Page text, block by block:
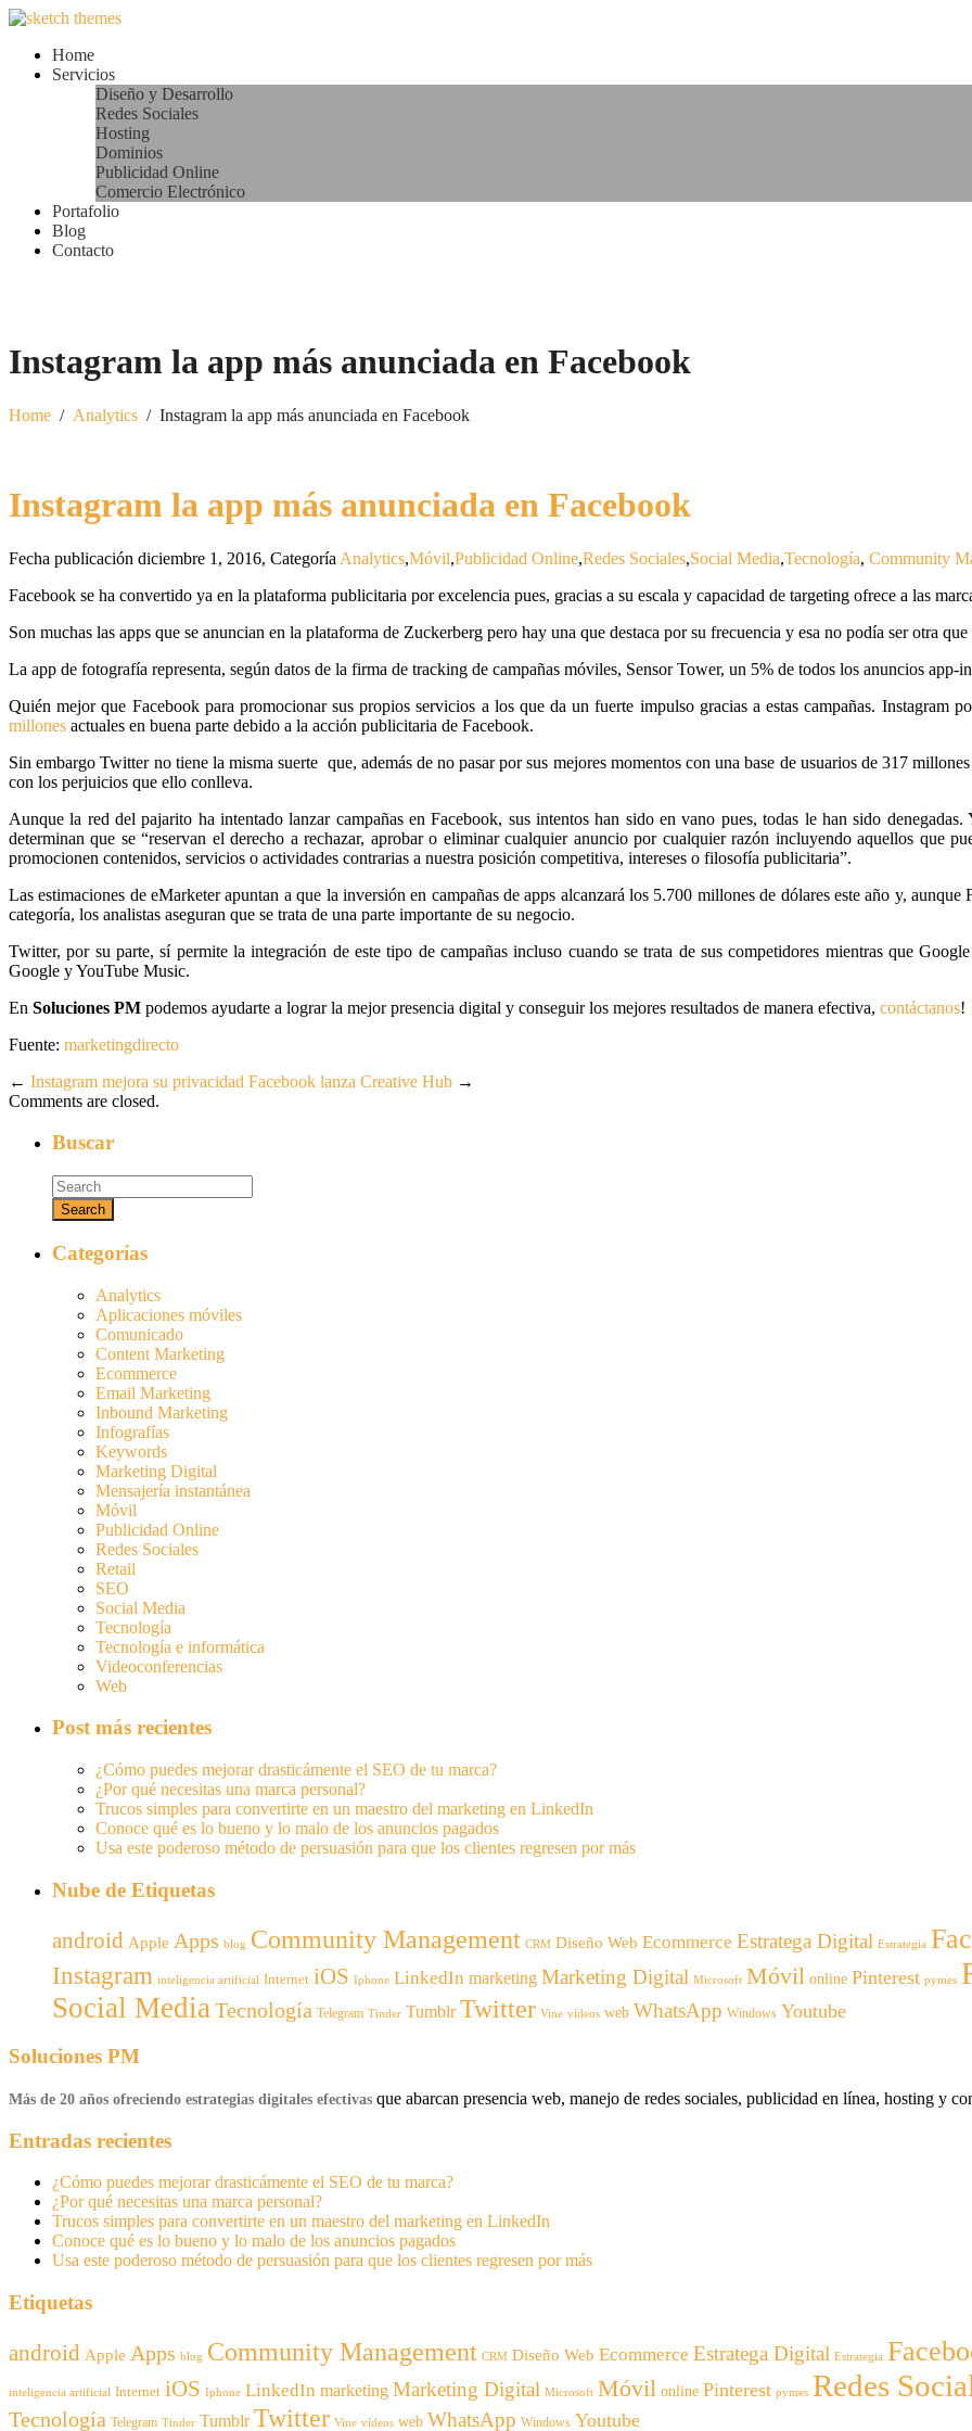
Home
Servicios
Diseño y Desarrollo
Redes Sociales
Hosting
Dominios
Publicidad Online
Comercio Electrónico
Portafolio
Blog
Contacto
Instagram la app más anunciada en Facebook
Home / Analytics / Instagram la app más anunciada en Facebook
Instagram la app más anunciada en Facebook
Fecha publicación diciembre 1, 2016, Categoría Analytics,Móvil,Publicidad Online,Redes Sociales,Social Media,Tecnología, Community
Facebook se ha convertido ya en la plataforma publicitaria por excelencia pues, gracias a su escala y capacidad de targeting ofrece a las
Son muchas las apps que se anuncian en la plataforma de Zuckerberg pero hay una que destaca por su frecuencia y esa no podía ser otra que
La app de fotografía representa, según datos de la firma de tracking de campañas móviles, Sensor Tower, un 5% de todos los anuncios app-
Quién mejor que Facebook para promocionar sus propios servicios a los que da un fuerte impulso gracias a estas campañas. Instagram
millones actuales en buena parte debido a la acción publicitaria de Facebook.
Sin embargo Twitter no tiene la misma suerte que, además de no pasar por sus mejores momentos con una base de usuarios de 317
con los perjuicios que ello conlleva.
Aunque la red del pajarito ha intentado lanzar campañas en Facebook, sus intentos han sido en vano pues, todas le han sido
determinan que se “reservan el derecho a rechazar, aprobar o eliminar cualquier anuncio por cualquier razón incluyendo aquellos que
promocionen contenidos, servicios o actividades contrarias a nuestra posición competitiva, intereses o filosofía publicitaria”.
Las estimaciones de eMarketer apuntan a que la inversión en campañas de apps alcanzará los 5.700 millones de dólares este año y,
categoría, los analistas aseguran que se trata de una parte importante de su negocio.
Twitter, por su parte, sí permite la integración de este tipo de campañas incluso cuando se trata de sus competidores mientras que
Google y YouTube Music.
En Soluciones PM podemos ayudarte a lograr la mejor presencia digital y conseguir los mejores resultados de manera efectiva, contáctanos!
Fuente: marketingdirecto
← Instagram mejora su privacidad Facebook lanza Creative Hub →
Comments are closed.
Buscar
Categorías
Analytics
Aplicaciones móviles
Comunicado
Content Marketing
Ecommerce
Email Marketing
Inbound Marketing
Infografías
Keywords
Marketing Digital
Mensajería instantánea
Móvil
Publicidad Online
Redes Sociales
Retail
SEO
Social Media
Tecnología
Tecnología e informática
Videoconferencias
Web
Post más recientes
¿Cómo puedes mejorar drasticámente el SEO de tu marca?
¿Por qué necesitas una marca personal?
Trucos simples para convertirte en un maestro del marketing en LinkedIn
Conoce qué es lo bueno y lo malo de los anuncios pagados
Usa este poderoso método de persuasión para que los clientes regresen por más
Nube de Etiquetas
android Apple Apps blog Community Management CRM Diseño Web Ecommerce Estratega Digital Estrategia
Instagram inteligencia artificial Internet iOS Iphone LinkedIn marketing Marketing Digital Microsoft Móvil online Pinterest pymes
Social Media Tecnología Telegram Tinder Tumblr Twitter Vine vídeos web WhatsApp Windows Youtube
Soluciones PM
Más de 20 años ofreciendo estrategias digitales efectivas que abarcan presencia web, manejo de redes sociales, publicidad en línea, hosting y
Entradas recientes
¿Cómo puedes mejorar drasticámente el SEO de tu marca?
¿Por qué necesitas una marca personal?
Trucos simples para convertirte en un maestro del marketing en LinkedIn
Conoce qué es lo bueno y lo malo de los anuncios pagados
Usa este poderoso método de persuasión para que los clientes regresen por más
Etiquetas
android Apple Apps blog Community Management CRM Diseño Web Ecommerce Estratega Digital Estrategia
inteligencia artificial Internet iOS Iphone LinkedIn marketing Marketing Digital Microsoft Móvil online Pinterest pymes Redes
Tecnología Telegram Tinder Tumblr Twitter Vine vídeos web WhatsApp Windows Youtube